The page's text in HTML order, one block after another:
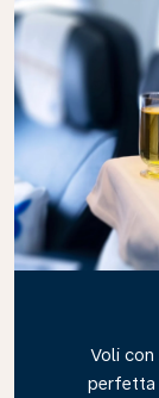
Voli con
perfetta